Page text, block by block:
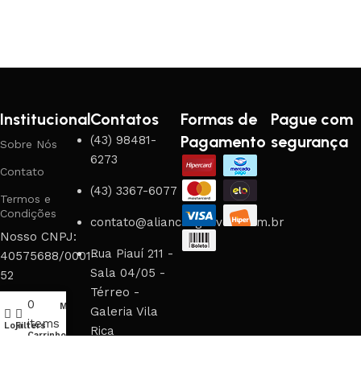
Institucional
Sobre Nós
Contato
Termos e
Condições
Nosso CNPJ:
40575688/0001-
52
Contatos
(43) 98481-
6273
(43) 3367-6077
contato@aliancasgouveia.com.br
Rua Piauí 211 -
Sala 04/05 -
Térreo -
Galeria Vila
Rica
Formas de
Pagamento
Pague com
segurança
LojaFilters
0
items
Carrinho
Minha Conta